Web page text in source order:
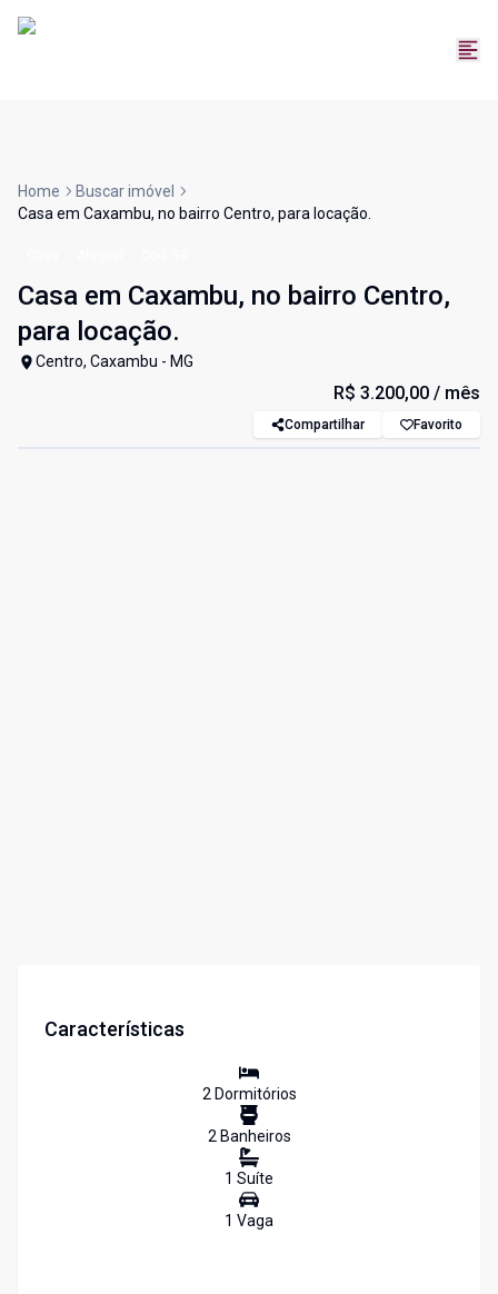
Home
Buscar imóvel
Casa em Caxambu, no bairro Centro, para locação.
Casa em Caxambu, no bairro Centro,
para locação.
Centro, Caxambu - MG
R$ 3.200,00 / mês
Compartilhar Favorito
Características
2Dormitórios
2Banheiros
1 Suíte
1 Vaga